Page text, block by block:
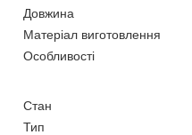
Довжина
Матеріал виготовлення
Особливості
Стан
Тип